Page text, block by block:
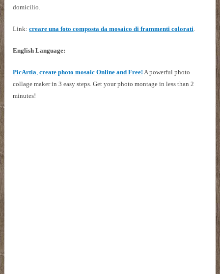
domicilio.
Link:creare una foto composta da mosaico di frammenti colorati.
English Language:
PicArtia,create photo mosaic Online and Free! A powerful photo
collage maker in 3 easy steps. Get your photo montage in less than 2
minutes!